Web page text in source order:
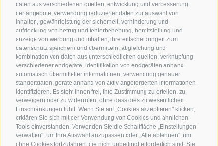
daten aus verschiedenen quellen, entwicklung und verbesserung
der angebote, verwendung reduzierter daten zur auswahl von
inhalten, gewährleistung der sicherheit, verhinderung und
aufdeckung von betrug und fehlerbehebung, bereitstellung und
anzeige von werbung und inhalten, ihre entscheidungen zum
datenschutz speichern und übermitteln, abgleichung und
kombination von daten aus unterschiedlichen quellen, verknüpfung
verschiedener endgeräte, identifikation von endgeräten anhand
automatisch übermittelter informationen, verwendung genauer
standortdaten, geräte anhand von aktiv angeforderten informationen
identifizieren. Es steht Ihnen frei, Ihre Zustimmung zu erteilen, zu
verweigern oder zu widerrufen, ohne dass dies zu wesentlichen
Einschränkungen führt. Wenn Sie auf „Cookies akzeptieren" klicken,
erklären Sie sich mit der Verwendung von Cookies und ähnlichen
Tools einverstanden. Verwenden Sie die Schaltfläche „Einstellungen
verwalten", um Ihre Auswahl anzupassen oder „Alle ablehnen", um
ohne Cookies fortzufahren, die nicht unbedingt erforderlich sind. Sie
Ferienwohnungen in Jenesien
B&B - Gästezimmervermieter
Urlaub auf dem Bauernhof
Südtirol Apps für unterwegs
Jobs